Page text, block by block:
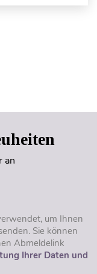
an
um Ihnen
Sie können
Abmeldelink
Ihrer Daten und